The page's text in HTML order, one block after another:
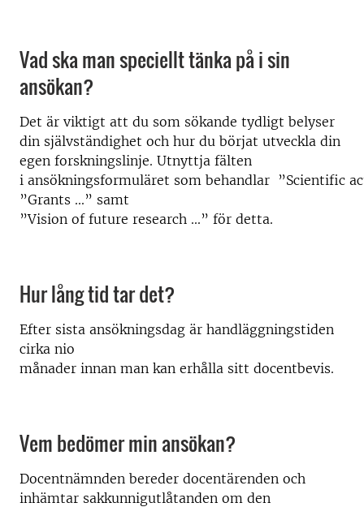
Vad ska man speciellt tänka på i sin
ansökan?
Det är viktigt att du som sökande tydligt belyser
din självständighet och hur du börjat utveckla din
egen forskningslinje. Utnyttja fälten
i ansökningsformuläret som behandlar ”Scientific
”Grants ...” samt
”Vision of future research ...” för detta.
Hur lång tid tar det?
Efter sista ansökningsdag är handläggningstiden
cirka nio
månader innan man kan erhålla sitt docentbevis.
Vem bedömer min ansökan?
Docentnämnden bereder docentärenden och
inhämtar sakkunnigutlåtanden om den